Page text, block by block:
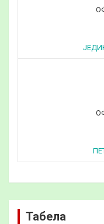
Табела